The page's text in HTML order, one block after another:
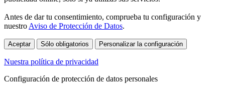
Antes de dar tu consentimiento, comprueba tu configuración y
nuestro Aviso de Protección de Datos.
Aceptar Sólo obligatorios Personalizar la configuración
Nuestra política de privacidad
Configuración de protección de datos personales